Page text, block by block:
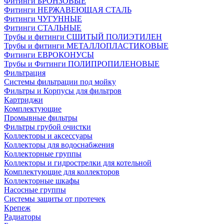
Фитинги НЕРЖАВЕЮЩАЯ СТАЛЬ
Фитинги ЧУГУННЫЕ
Фитинги СТАЛЬНЫЕ
Трубы и фитинги СШИТЫЙ ПОЛИЭТИЛЕН
Трубы и фитинги МЕТАЛЛОПЛАСТИКОВЫЕ
Фитинги ЕВРОКОНУСЫ
Трубы и Фитинги ПОЛИПРОПИЛЕНОВЫЕ
Фильтрация
Системы фильтрации под мойку
Фильтры и Корпусы для фильтров
Картриджи
Комплектующие
Промывные фильтры
Фильтры грубой очистки
Коллекторы и аксессуары
Коллекторы для водоснабжения
Коллекторные группы
Коллекторы и гидрострелки для котельной
Комплектующие для коллекторов
Коллекторные шкафы
Насосные группы
Системы защиты от протечек
Крепеж
Радиаторы